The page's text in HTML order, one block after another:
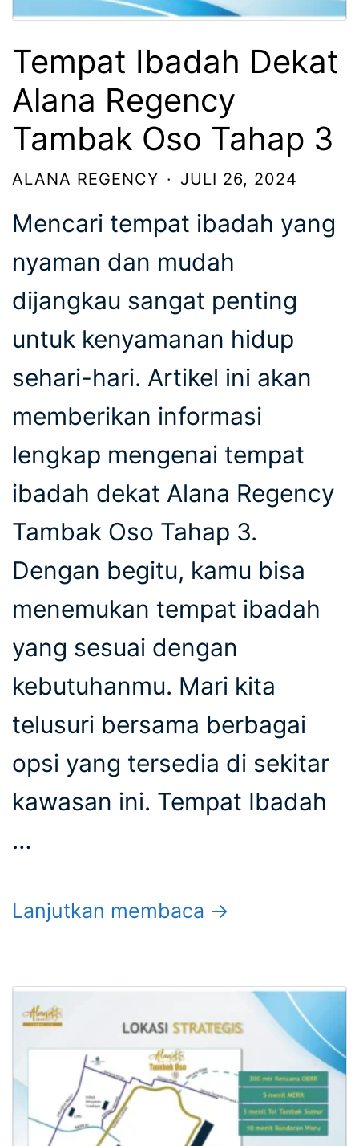
Tempat Ibadah Dekat
Alana Regency
Tambak Oso Tahap 3
ALANA REGENCY · JULI 26, 2024
Mencari tempat ibadah yang
nyaman dan mudah
dijangkau sangat penting
untuk kenyamanan hidup
sehari-hari. Artikel ini akan
memberikan informasi
lengkap mengenai tempat
ibadah dekat Alana Regency
Tambak Oso Tahap 3.
Dengan begitu, kamu bisa
menemukan tempat ibadah
yang sesuai dengan
kebutuhanmu. Mari kita
telusuri bersama berbagai
opsi yang tersedia di sekitar
kawasan ini. Tempat Ibadah
…
Lanjutkan membaca →